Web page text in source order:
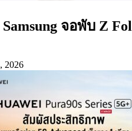
จอพับ Z
2026